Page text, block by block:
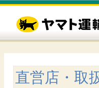
直営店・取